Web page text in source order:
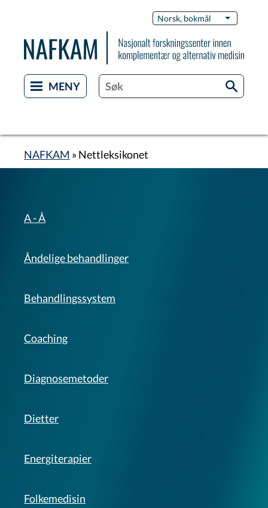
hovedinnhold
Norsk, bokmål List flere
Navigasjonssti
NAFKAM Nettleksikonet
A-
Å
A - Å
Åndelige behandlinger
Behandlingssystem
Coaching
Diagnosemetoder
Dietter
Energiterapier
Folkemedisin